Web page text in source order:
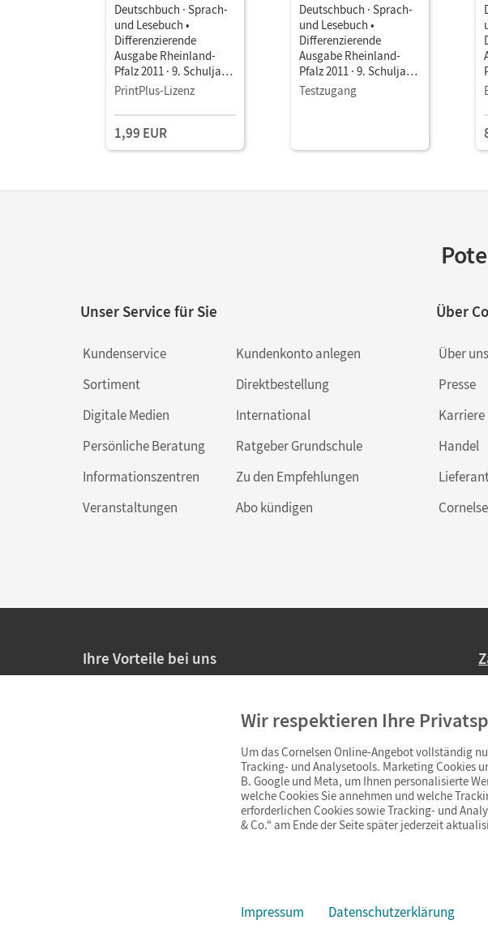
Deutschbuch · Sprach-
und Lesebuch •
Differenzierende
Ausgabe Rheinland-
Pfalz 2011 · 9. Schuljahr
• Schulbuch als E-Book
PrintPlus-Lizenz
1,99 EUR
Deutschbuch · Sprach-
und Lesebuch •
Differenzierende
Ausgabe Rheinland-
Pfalz 2011 · 9. Schuljahr
• Schulbuch als E-Book
Testzugang
Unser Service für Sie
Kundenservice
Sortiment
Digitale Medien
Persönliche Beratung
Informationszentren
Veranstaltungen
Kundenkonto anlegen
Direktbestellung
International
Ratgeber Grundschule
Zu den Empfehlungen
Abo kündigen
Über
Über uns
Presse
Karriere
Handel
Ihre Vorteile bei uns
Persönliche Angebote für Lehrkräfte
Sicheres Einkaufen mit SSL-Verschlüsselung
Widerrufsfristvon 4 Wochen
Schnelle und einfache Retourenabwicklung
Barrierefreiheit Cookies & Co.
Wir respektieren Ihre
Um das Cornelsen Online-Angebot vollständig
Tracking- und Analysetools. Marketing Cookies
B. Google und Meta, um Ihnen personalisierte
welche Cookies Sie annehmen und welche
erforderlichen Cookies sowie Tracking- und
& Co.“ am Ende der Seite später jederzeit
Impressum Datenschutzerklärung